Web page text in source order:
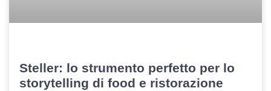
Steller: lo strumento perfetto per lo
storytelling di food e ristorazione